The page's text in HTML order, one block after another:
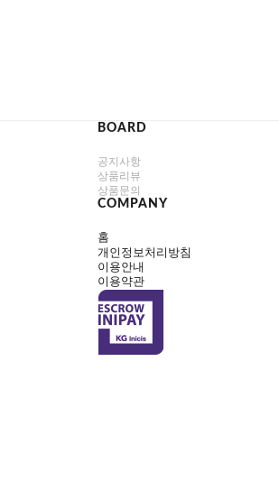
BOARD
공지사항
상품리뷰
상품문의
COMPANY
홈
개인정보처리방침
이용안내
이용약관